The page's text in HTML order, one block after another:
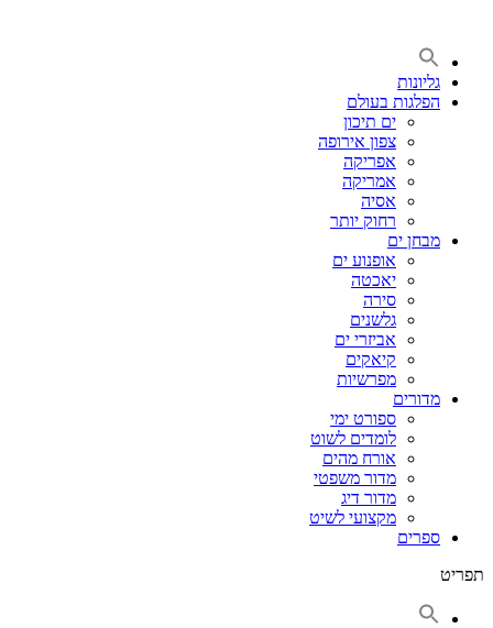
גליונות
הפלגות בעולם
ים תיכון
צפון אירופה
אפריקה
אמריקה
אסיה
רחוק יותר
מבחן ים
אופנוע ים
יאכטה
סירה
גלשנים
אביזרי ים
קיאקים
מפרשיות
מדורים
ספורט ימי
לומדים לשוט
אורח מהים
מדור משפטי
מדור דיג
מקצועי לשיט
ספרים
תפריט